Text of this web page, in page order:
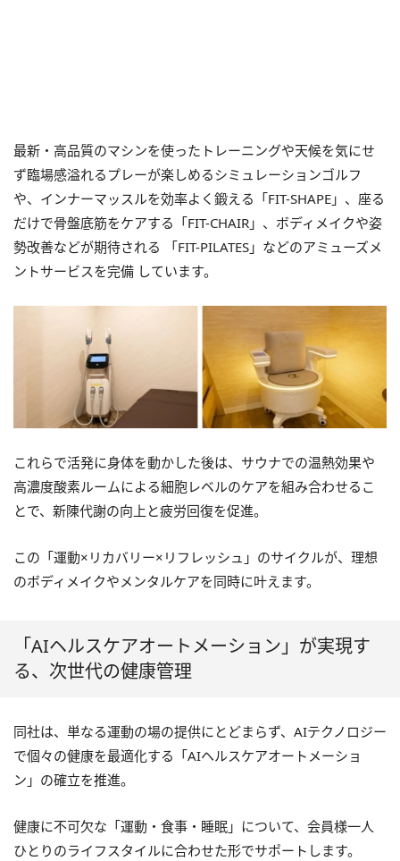
最新・高品質のマシンを使ったトレーニングや天候を気にせ
ず臨場感溢れるプレーが楽しめるシミュレーションゴルフ
や、インナーマッスルを効率よく鍛える「FIT-SHAPE」、座る
だけで骨盤底筋をケアする「FIT-CHAIR」、ボディメイクや姿
勢改善などが期待される 「FIT-PILATES」などのアミューズメ
ントサービスを完備 しています。
これらで活発に身体を動かした後は、サウナでの温熱効果や
高濃度酸素ルームによる細胞レベルのケアを組み合わせるこ
とで、新陳代謝の向上と疲労回復を促進。
この「運動×リカバリー×リフレッシュ」のサイクルが、理想
のボディメイクやメンタルケアを同時に叶えます。
「AIヘルスケアオートメーション」が実現す
る、次世代の健康管理
同社は、単なる運動の場の提供にとどまらず、AIテクノロジー
で個々の健康を最適化する「AIヘルスケアオートメーショ
ン」の確立を推進。
健康に不可欠な「運動・食事・睡眠」について、会員様一人
ひとりのライフスタイルに合わせた形でサポートします。